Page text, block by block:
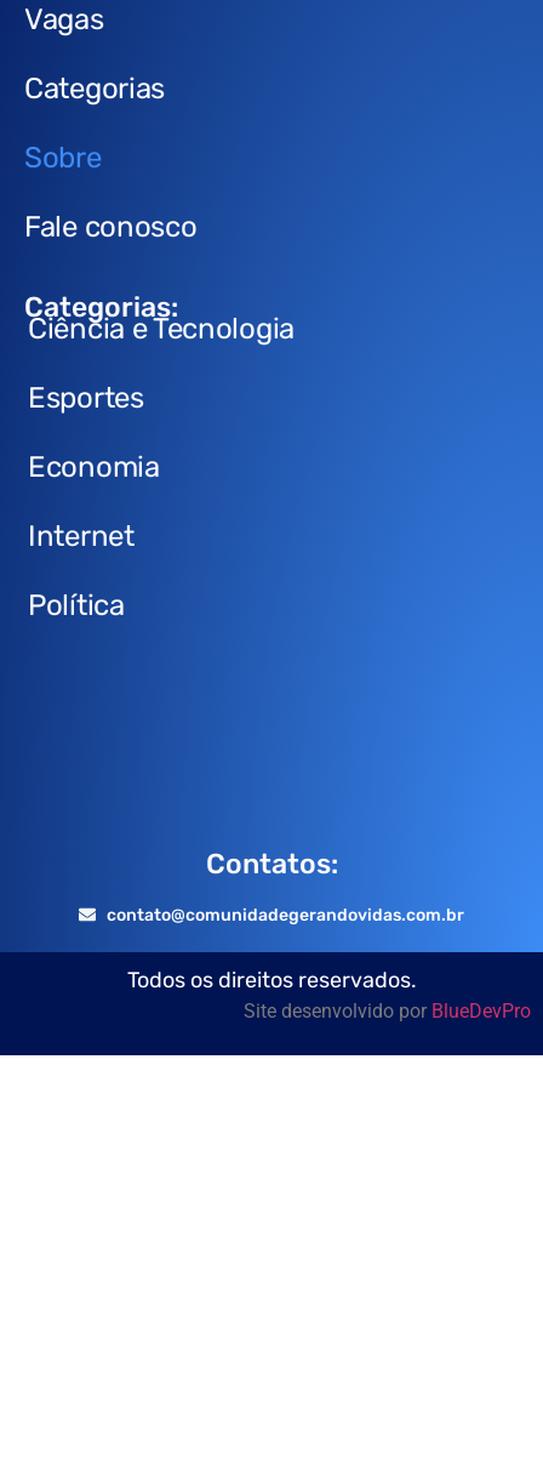
Vagas
Categorias
Sobre
Fale conosco
Categorias:
Ciência e Tecnologia
Esportes
Economia
Internet
Política
Contatos:
contato@comunidadegerandovidas.com.br
Todos os direitos reservados.
Site desenvolvido por BlueDevPro